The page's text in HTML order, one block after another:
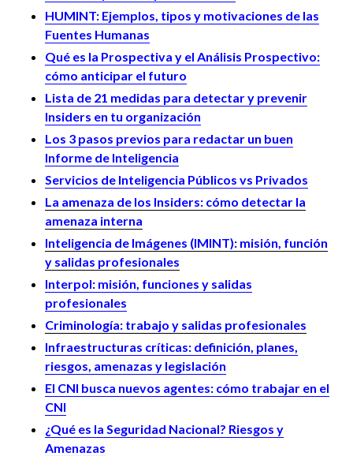
HUMINT: Ejemplos, tipos y motivaciones de las
Fuentes Humanas
Qué es la Prospectiva y el Análisis Prospectivo:
cómo anticipar el futuro
Lista de 21 medidas para detectar y prevenir
Insiders en tu organización
Los 3 pasos previos para redactar un buen
Informe de Inteligencia
Servicios de Inteligencia Públicos vs Privados
La amenaza de los Insiders: cómo detectar la
amenaza interna
Inteligencia de Imágenes (IMINT): misión, función
y salidas profesionales
Interpol: misión, funciones y salidas
profesionales
Criminología: trabajo y salidas profesionales
Infraestructuras críticas: definición, planes,
riesgos, amenazas y legislación
El CNI busca nuevos agentes: cómo trabajar en el
CNI
¿Qué es la Seguridad Nacional? Riesgos y
Amenazas